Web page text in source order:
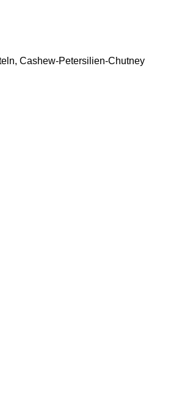
Cashew-Petersilien-Chutney